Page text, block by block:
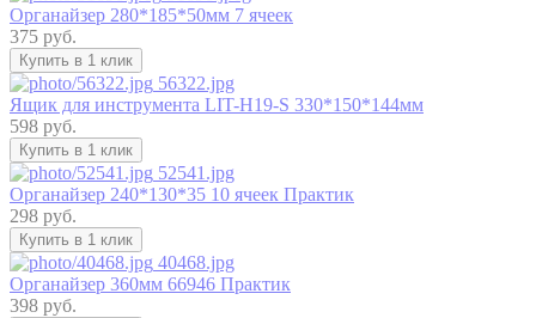
Органайзер 280*185*50мм 7 ячеек
375 руб.
Купить в 1 клик
56322.jpg
Ящик для инструмента LIT-H19-S 330*150*144мм
598 руб.
Купить в 1 клик
52541.jpg
Органайзер 240*130*35 10 ячеек Практик
298 руб.
Купить в 1 клик
40468.jpg
Органайзер 360мм 66946 Практик
398 руб.